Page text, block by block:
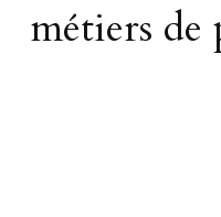
métiers de